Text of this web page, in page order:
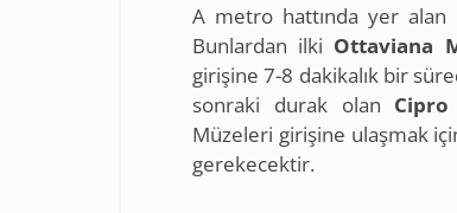
A metro hattında yer alan
Bunlardan ilki Ottaviana
girişine 7-8 dakikalık bir
sonraki durak olan
Müzeleri girişine ulaşmak
gerekecektir.